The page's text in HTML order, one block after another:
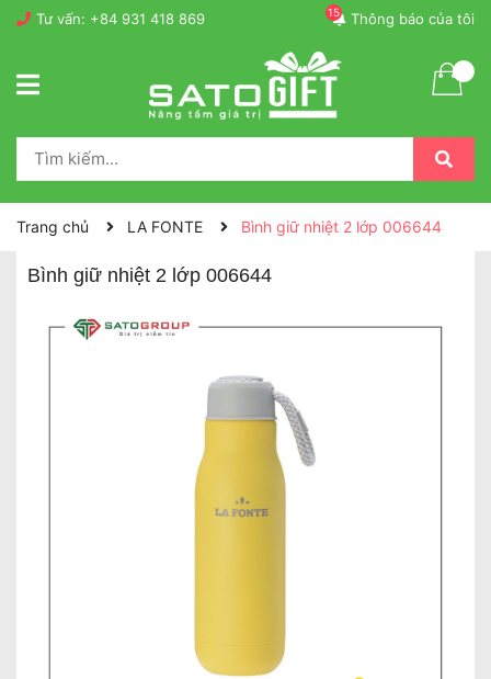
Tư vấn: +84 931 418 869 Thông báo của tôi
15
Trang chủ LA FONTE Bình giữ nhiệt 2 lớp 006644
Bình giữ nhiệt 2 lớp 006644